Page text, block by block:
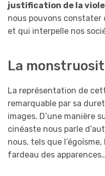
justification de la
nous pouvons constater
et qui interpelle nos
La
La représentation de
remarquable par sa
images. D’une manière
cinéaste nous parle
nous, tels que
fardeau des